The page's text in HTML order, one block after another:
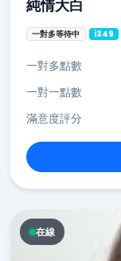
純情大白
一對多等待中 i349
一對多點數
一對一點數
滿意度評分
在線